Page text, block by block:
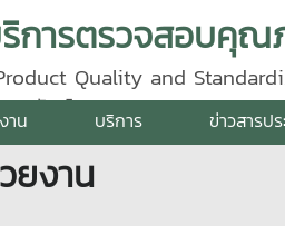
Quality and
ทรศัพท์ 0 5387 5640
าน บริการ ข่าวสารป
ยงาน